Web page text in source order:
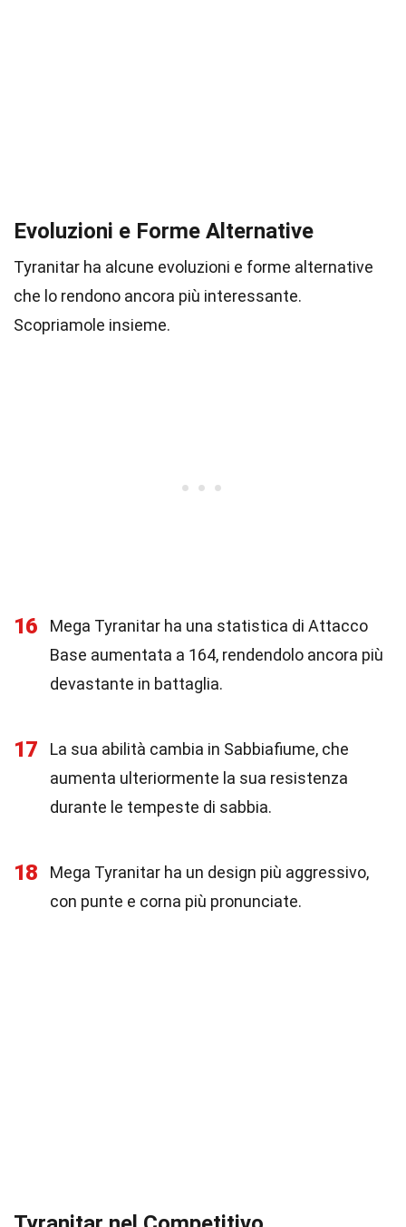
Evoluzioni e Forme Alternative
Tyranitar ha alcune evoluzioni e forme alternative
che lo rendono ancora più interessante.
Scopriamole insieme.
16
Mega Tyranitar ha una statistica di Attacco
Base aumentata a 164, rendendolo ancora più
devastante in battaglia.
17
La sua abilità cambia in Sabbiafiume, che
aumenta ulteriormente la sua resistenza
durante le tempeste di sabbia.
18
Mega Tyranitar ha un design più aggressivo,
con punte e corna più pronunciate.